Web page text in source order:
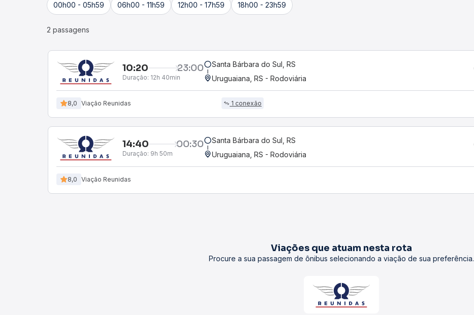
00h00 - 05h59 06h00 - 11h59 12h00 - 17h59 18h00 - 23h59
2 passagens
10:20 23:00
Duração: 12h 40min
Santa Bárbara do Sul, RS
Uruguaiana, RS - Rodoviária
8,0 Viação Reunidas 1 conexão
14:40 00:30
Duração: 9h 50m
Santa Bárbara do Sul, RS
Uruguaiana, RS - Rodoviária
8,0 Viação Reunidas
Viações que atuam nesta rota
Procure a sua passagem de ônibus selecionando a viação de sua preferência.